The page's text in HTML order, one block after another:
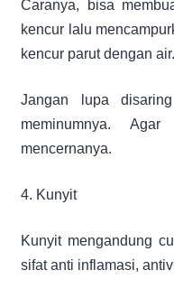
Caranya, bisa
kencur lalu
kencur parut dengan air.
Jangan lupa
meminumnya.
mencernanya.
4. Kunyit
Kunyit mengandung
sifat anti inflamasi,